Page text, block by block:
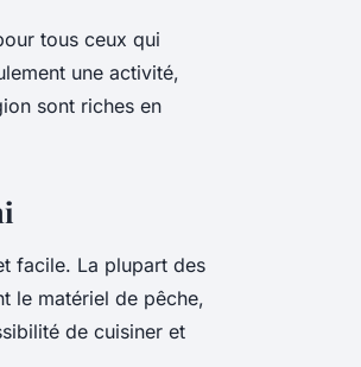
tous ceux qui
une activité,
sont riches en
facile. La plupart des
le matériel de pêche,
de cuisiner et